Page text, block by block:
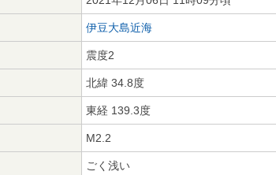
伊豆大島近海
震度2
北緯 34.8度
東経 139.3度
M2.2
ごく浅い